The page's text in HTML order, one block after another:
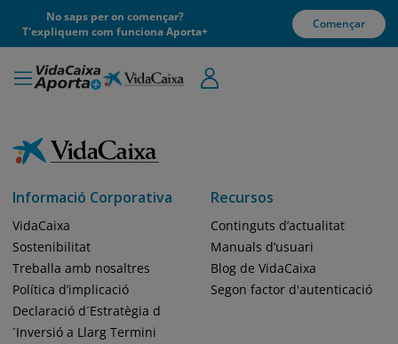
No saps per on començar?
T'expliquem com funciona Aporta+
Començar
Informació Corporativa
VidaCaixa
Sostenibilitat
Treballa amb nosaltres
Política d’implicació
Declaració d´Estratègia d
´Inversió a Llarg Termini
Recursos
Continguts d’actualitat
Manuals d’usuari
Blog de VidaCaixa
Segon factor d'autenticació